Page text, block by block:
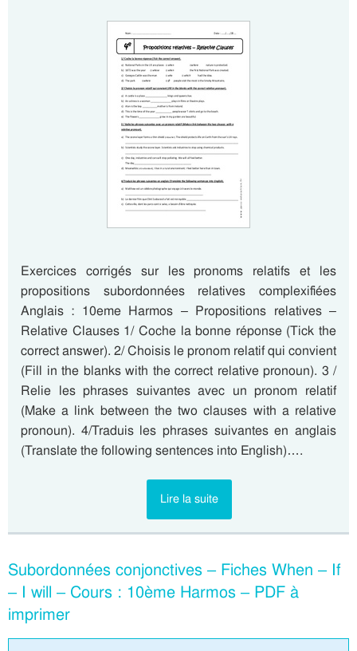
Exercices corrigés sur les pronoms relatifs et les
propositions subordonnées relatives complexifiées
Anglais : 10eme Harmos – Propositions relatives –
Relative Clauses 1/ Coche la bonne réponse (Tick the
correct answer). 2/ Choisis le pronom relatif qui convient
(Fill in the blanks with the correct relative pronoun). 3 /
Relie les phrases suivantes avec un pronom relatif
(Make a link between the two clauses with a relative
pronoun). 4/Traduis les phrases suivantes en anglais
(Translate the following sentences into English)….
Lire la suite
Subordonnées conjonctives – Fiches When – If
– I will – Cours : 10ème Harmos – PDF à
imprimer